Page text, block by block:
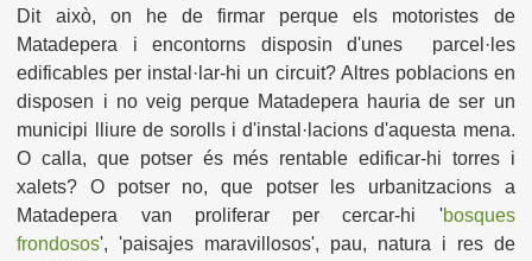
Dit això, on he de firmar perque els motoristes de
Matadepera i encontorns disposin d'unes parcel·les
edificables per instal·lar-hi un circuit? Altres poblacions en
disposen i no veig perque Matadepera hauria de ser un
municipi lliure de sorolls i d'instal·lacions d'aquesta mena.
O calla, que potser és més rentable edificar-hi torres i
xalets? O potser no, que potser les urbanitzacions a
Matadepera van proliferar per cercar-hi 'bosques
frondosos', 'paisajes maravillosos', pau, natura i res de